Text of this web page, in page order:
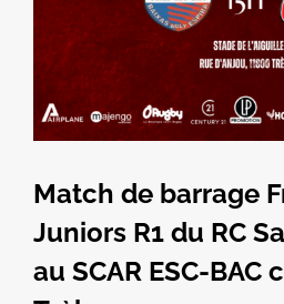
Match de barrage
Juniors R1 du RC
au SCAR ESC-BAC